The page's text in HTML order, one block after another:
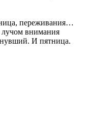
переживания…
лучом внимания
И пятница.